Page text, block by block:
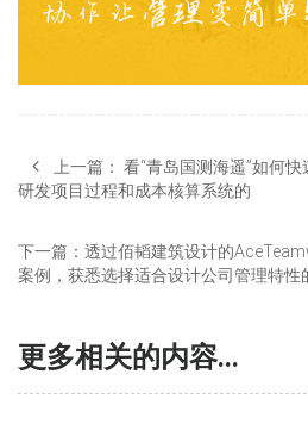
上一篇： 看“青岛国测海遥”如何
研发项目过程和成本核算系统的
下一篇： 透过佰韬建筑设计的
案例，获悉选择适合设计公司管理特性
更多相关的内容...